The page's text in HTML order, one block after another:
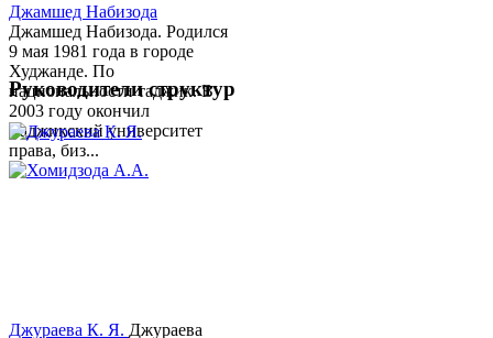
Джамшед Набизода
Джамшед Набизода. Родился
9 мая 1981 года в городе
Худжанде. По
национальности таджик. В
2003 году окончил
Таджикский университет
права, биз...
Руководители структур
Джураева К. Я. Джураева